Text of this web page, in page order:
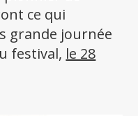
ce qui
grande journée
festival, le 28